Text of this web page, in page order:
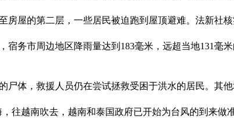
屋的第二层，一些居民被迫跑到屋顶避难。法新社
务市周边地区降雨量达到183毫米，远超当地131毫米
体，救援人员仍在尝试拯救受困于洪水的居民。其
往越南吹去，越南和泰国政府已开始为台风的到来做准